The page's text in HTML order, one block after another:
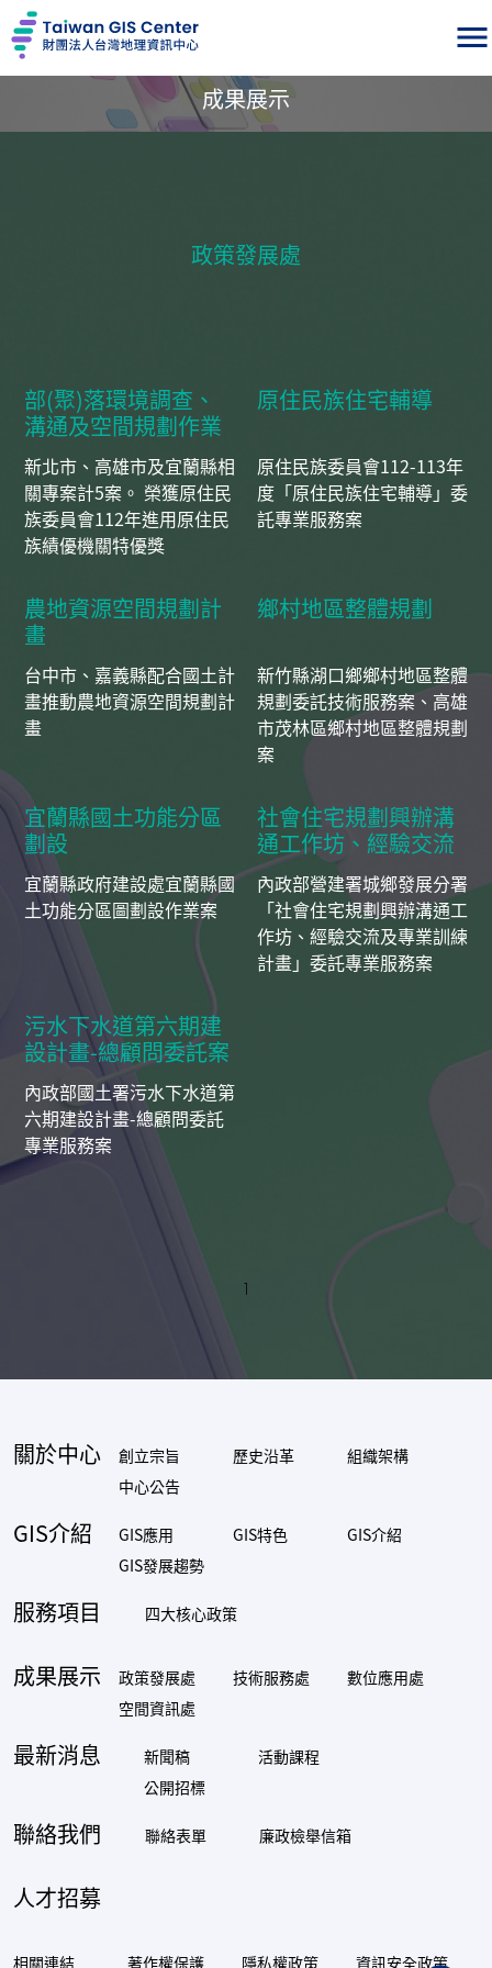
台灣地理資訊中心
menu
PORTFOLIO
成果展示
政策發展處
部(聚)落環境調查、
溝通及空間規劃作業
新北市、高雄市及宜蘭縣相
關專案計5案。 榮獲原住民
族委員會112年進用原住民
族績優機關特優獎
原住民族住宅輔導
原住民族委員會112-113年
度「原住民族住宅輔導」委
託專業服務案
農地資源空間規劃計
畫
台中市、嘉義縣配合國土計
畫推動農地資源空間規劃計
畫
鄉村地區整體規劃
新竹縣湖口鄉鄉村地區整體
規劃委託技術服務案、高雄
市茂林區鄉村地區整體規劃
案
宜蘭縣國土功能分區
劃設
宜蘭縣政府建設處宜蘭縣國
土功能分區圖劃設作業案
社會住宅規劃興辦溝
通工作坊、經驗交流
及專業訓練計畫
內政部營建署城鄉發展分署
「社會住宅規劃興辦溝通工
作坊、經驗交流及專業訓練
計畫」委託專業服務案
污水下水道第六期建
設計畫-總顧問委託案
內政部國土署污水下水道第
六期建設計畫-總顧問委託
專業服務案
1
關於中心 創立宗旨 歷史沿革
組織架構
中心公告
GIS介紹 GIS應用 GIS特色
GIS介紹
GIS發展趨勢
服務項目 四大核心政策
成果展示 政策發展處 技術服務處
數位應用處
空間資訊處
最新消息 新聞稿
活動課程
公開招標
聯絡我們 聯絡表單 廉政檢舉信箱
人才招募
相關連結 著作權保護 隱私權政策 資訊安全政策